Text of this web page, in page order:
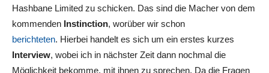
Hashbane Limited zu schicken. Das sind die Macher von dem
kommenden Instinction, worüber wir schon
berichteten. Hierbei handelt es sich um ein erstes kurzes
Interview, wobei ich in nächster Zeit dann nochmal die
Möglichkeit bekomme, mit ihnen zu sprechen. Da die Fragen